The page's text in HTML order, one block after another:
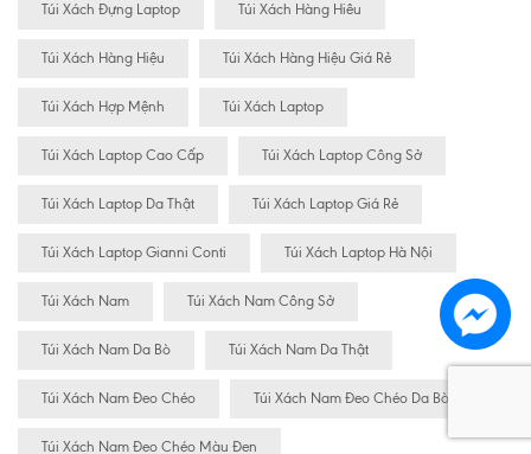
Túi Xách Đựng Laptop Túi Xách Hàng Hiêu
Túi Xách Hàng Hiệu Túi Xách Hàng Hiệu Giá Rẻ
Túi Xách Hợp Mệnh Túi Xách Laptop
Túi Xách Laptop Cao Cấp Túi Xách Laptop Công Sở
Túi Xách Laptop Da Thật Túi Xách Laptop Giá Rẻ
Túi Xách Laptop Gianni Conti Túi Xách Laptop Hà Nội
Túi Xách Nam Túi Xách Nam Công Sở
Túi Xách Nam Da Bò Túi Xách Nam Da Thật
Túi Xách Nam Đeo Chéo Túi Xách Nam Đeo Chéo Da Bò
Túi Xách Nam Đeo Chéo Màu Đen